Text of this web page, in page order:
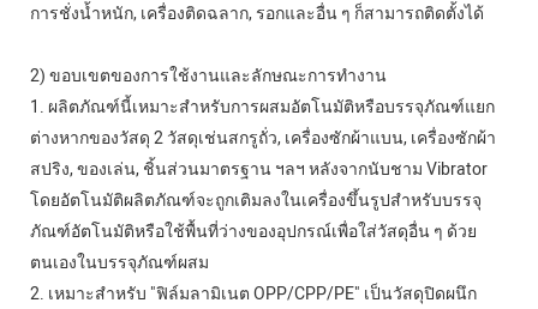
การชั่งน้ำหนัก, เครื่องติดฉลาก, รอกและอื่น ๆ ก็สามารถติดตั้งได้
2) ขอบเขตของการใช้งานและลักษณะการทำงาน
1. ผลิตภัณฑ์นี้เหมาะสำหรับการผสมอัตโนมัติหรือบรรจุภัณฑ์แยก
ต่างหากของวัสดุ 2 วัสดุเช่นสกรูถั่ว, เครื่องซักผ้าแบน, เครื่องซักผ้า
สปริง, ของเล่น, ชิ้นส่วนมาตรฐาน ฯลฯ หลังจากนับชาม Vibrator
โดยอัตโนมัติผลิตภัณฑ์จะถูกเติมลงในเครื่องขึ้นรูปสำหรับบรรจุ
ภัณฑ์อัตโนมัติหรือใช้พื้นที่ว่างของอุปกรณ์เพื่อใส่วัสดุอื่น ๆ ด้วย
ตนเองในบรรจุภัณฑ์ผสม
2. เหมาะสำหรับ "ฟิล์มลามิเนต OPP/CPP/PE" เป็นวัสดุปิดผนึก